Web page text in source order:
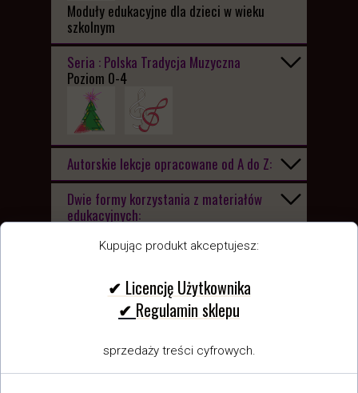
Moduły edukacyjne dla dzieci w wieku
szkolnym
Seria : Polska Tradycja Muzyczna
Poziom 0-4
Autorskie lekcje opracowane od A do Z:
Dwie formy korzystania z materiałów
edukacyjnych:
PDF/MP3 Premium - Pakiet Pianisty
EDU Online
– nauka utworu
Pianisty– komplet całej lekcji do
pobrania
Kupując produkt akceptujesz:
✔ Licencję Użytkownika
✔ Regulamin sklepu
sprzedaży treści cyfrowych.